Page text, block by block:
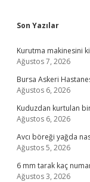
Sidebar
Son Yazılar
Kurutma makinesini
Ağustos 7, 2026
Bursa Askeri
Ağustos 6, 2026
Kuduzdan kurtulan
Ağustos 6, 2026
Avcı böreği yağda
Ağustos 5, 2026
6 mm tarak kaç
Ağustos 3, 2026